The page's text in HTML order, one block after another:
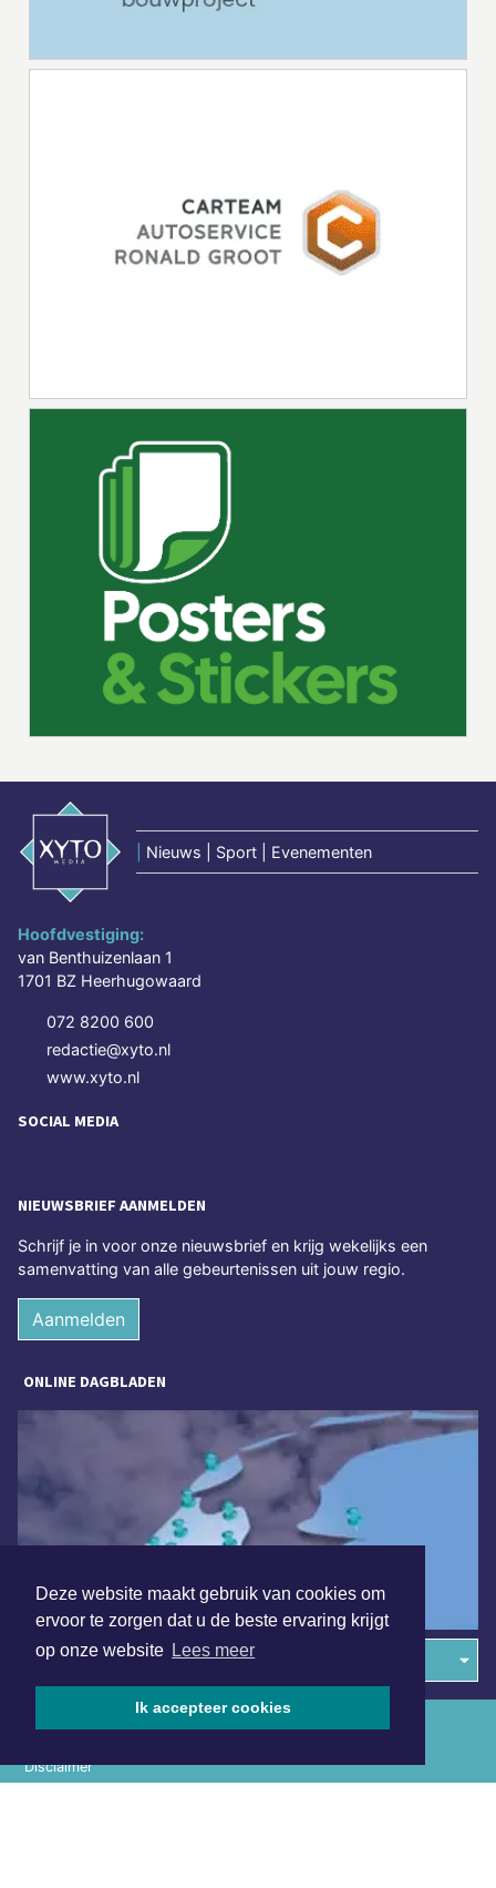
Deze website maakt gebruik van cookies om
ervoor te zorgen dat u de beste ervaring krijgt
op onze website Lees meer
Ik accepteer cookies
Nieuws | Sport | Evenementen
Hoofdvestiging:
van Benthuizenlaan 1
1701 BZ Heerhugowaard
072 8200 600
redactie@xyto.nl
www.xyto.nl
SOCIAL MEDIA
NIEUWSBRIEF AANMELDEN
Schrijf je in voor onze nieuwsbrief en krijg wekelijks een
samenvatting van alle gebeurtenissen uit jouw regio.
Aanmelden
ONLINE DAGBLADEN
Overige dagbladen in de regio
Algemene voorwaarden
Disclaimer